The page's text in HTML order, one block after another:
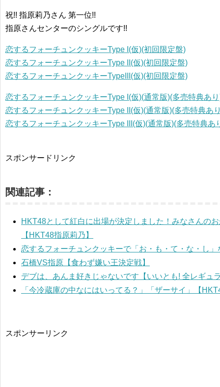
祝!! 指原莉乃さん 第一位!!
指原さんセンターのシングルです!!
恋するフォーチュンクッキーType I(仮)(初回限定盤)
恋するフォーチュンクッキーType II(仮)(初回限定盤)
恋するフォーチュンクッキーTypeIII(仮)(初回限定盤)
恋するフォーチュンクッキーType I(仮)(通常版)(多売特典あ
恋するフォーチュンクッキーType II(仮)(通常版)(多売特典あ
恋するフォーチュンクッキーType III(仮)(通常版)(多売特典あ
スポンサードリンク
関連記事：
HKT48として紅白に出場が決定しました！みなさんの
【HKT48指原莉乃】
恋するフォーチュンクッキーで「お・も・て・な・し
石橋VS指原【食わず嫌い王決定戦】
デブは、あんま好きじゃないです【いいとも! 全レギュ
「今冷蔵庫の中なにはいってる？」「ザーサイ」【
スポンサーリンク